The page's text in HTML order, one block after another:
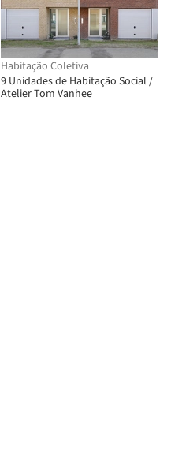
Habitação Coletiva
9 Unidades de Habitação Social /
Atelier Tom Vanhee